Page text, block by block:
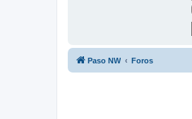
Paso NW Foros